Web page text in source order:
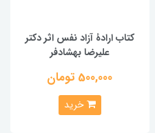
کتاب ارادۀ آزاد نفس اثر دکتر
علیرضا بهشادفر
500,000 تومان
خرید